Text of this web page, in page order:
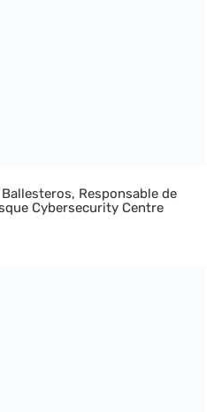
Responsable de
Cybersecurity Centre